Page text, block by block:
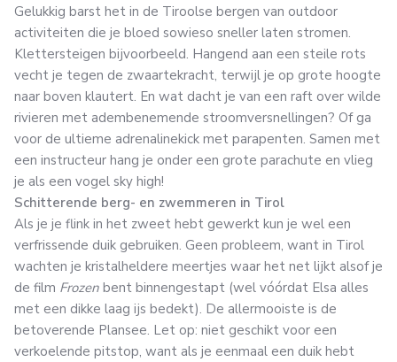
Gelukkig barst het in de Tiroolse bergen van outdoor
activiteiten die je bloed sowieso sneller laten stromen.
Klettersteigen bijvoorbeeld. Hangend aan een steile rots
vecht je tegen de zwaartekracht, terwijl je op grote hoogte
naar boven klautert. En wat dacht je van een raft over wilde
rivieren met adembenemende stroomversnellingen? Of ga
voor de ultieme adrenalinekick met parapenten. Samen met
een instructeur hang je onder een grote parachute en vlieg
je als een vogel sky high!
Schitterende berg- en zwemmeren in Tirol
Als je je flink in het zweet hebt gewerkt kun je wel een
verfrissende duik gebruiken. Geen probleem, want in Tirol
wachten je kristalheldere meertjes waar het net lijkt alsof je
de film Frozen bent binnengestapt (wel vóórdat Elsa alles
met een dikke laag ijs bedekt). De allermooiste is de
betoverende Plansee. Let op: niet geschikt voor een
verkoelende pitstop, want als je eenmaal een duik hebt